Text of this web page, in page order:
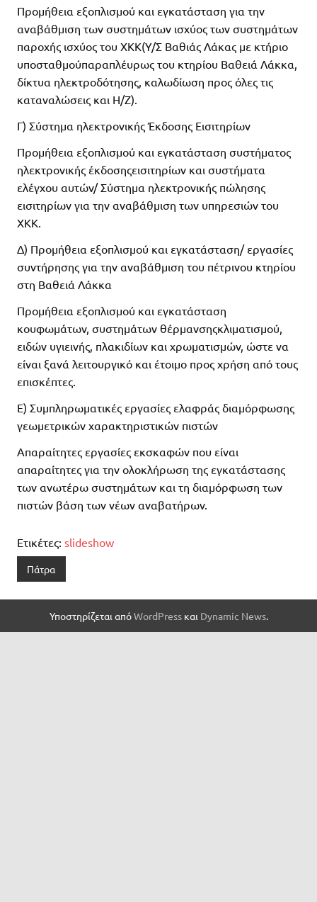
Προμήθεια εξοπλισμού και εγκατάσταση για την
αναβάθμιση των συστημάτων ισχύος των συστημάτων
παροχής ισχύος του ΧΚΚ(Υ/Σ Βαθιάς Λάκας με κτήριο
υποσταθμούπαραπλέυρως του κτηρίου Βαθειά Λάκκα,
δίκτυα ηλεκτροδότησης, καλωδίωση προς όλες τις
καταναλώσεις και Η/Ζ).
Γ) Σύστημα ηλεκτρονικής Έκδοσης Εισιτηρίων
Προμήθεια εξοπλισμού και εγκατάσταση συστήματος
ηλεκτρονικής έκδοσηςεισιτηρίων και συστήματα
ελέγχου αυτών/ Σύστημα ηλεκτρονικής πώλησης
εισιτηρίων για την αναβάθμιση των υπηρεσιών του
ΧΚΚ.
Δ) Προμήθεια εξοπλισμού και εγκατάσταση/ εργασίες
συντήρησης για την αναβάθμιση του πέτρινου κτηρίου
στη Βαθειά Λάκκα
Προμήθεια εξοπλισμού και εγκατάσταση
κουφωμάτων, συστημάτων θέρμανσηςκλιματισμού,
ειδών υγιεινής, πλακιδίων και χρωματισμών, ώστε να
είναι ξανά λειτουργικό και έτοιμο προς χρήση από τους
επισκέπτες.
Ε) Συμπληρωματικές εργασίες ελαφράς διαμόρφωσης
γεωμετρικών χαρακτηριστικών πιστών
Απαραίτητες εργασίες εκσκαφών που είναι
απαραίτητες για την ολοκλήρωση της εγκατάστασης
των ανωτέρω συστημάτων και τη διαμόρφωση των
πιστών βάση των νέων αναβατήρων.
Ετικέτες: slideshow
Πάτρα
Υποστηρίζεται απόWordPressκαι Dynamic News.